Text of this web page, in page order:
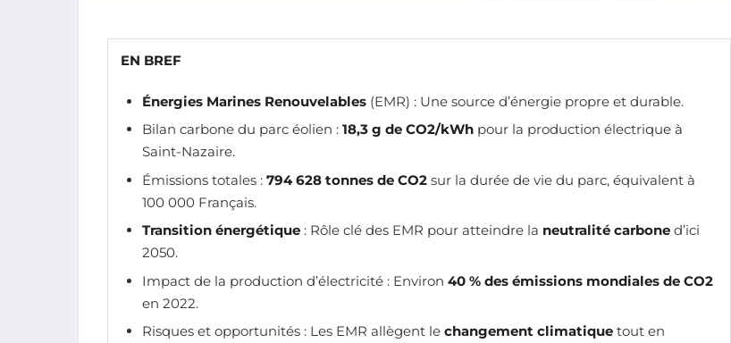
EN BREF
Énergies Marines Renouvelables (EMR) : Une source d’énergie propre et durable.
Bilan carbone du parc éolien : 18,3 g de CO2/kWh pour la production électrique à
Saint-Nazaire.
Émissions totales : 794 628 tonnes de CO2 sur la durée de vie du parc, équivalent à
100 000 Français.
Transition énergétique : Rôle clé des EMR pour atteindre la neutralité carbone d’ici
2050.
Impact de la production d’électricité : Environ 40 % des émissions mondiales de CO2
en 2022.
Risques et opportunités : Les EMR allègent le changement climatique tout en